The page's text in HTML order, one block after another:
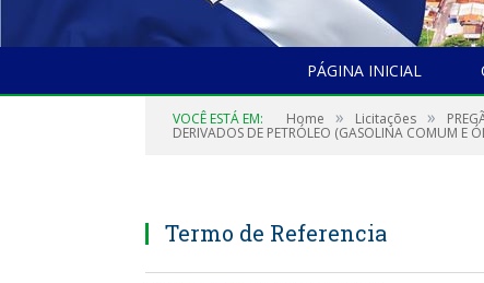
PÁGINA INICIAL
VOCÊ ESTÁ EM: Home » Licitações »
DERIVADOS DE PETRÓLEO (GASOLINA COMUM E
Termo de Referencia